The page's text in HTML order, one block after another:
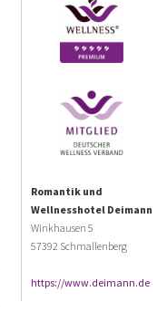
Romantik und
Wellnesshotel Deimann
Winkhausen 5
57392 Schmallenberg
https://www.deimann.de